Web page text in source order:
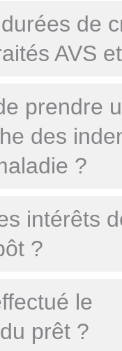
de
AVS
prendre
des
?
intérêts
?
le
prêt ?